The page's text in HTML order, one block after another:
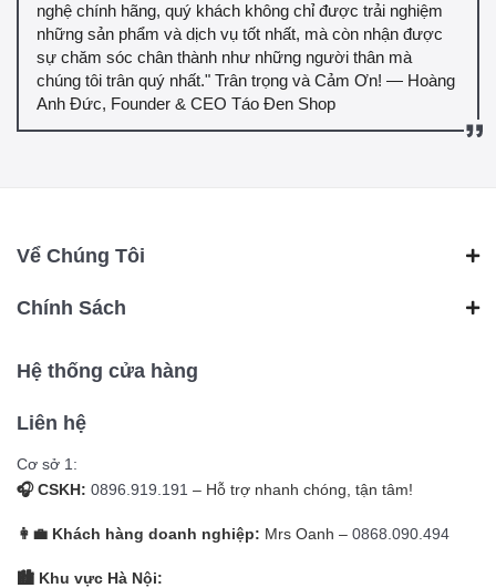
nghệ chính hãng, quý khách không chỉ được trải nghiệm
những sản phẩm và dịch vụ tốt nhất, mà còn nhận được
sự chăm sóc chân thành như những người thân mà
chúng tôi trân quý nhất." Trân trọng và Cảm Ơn! — Hoàng
Anh Đức, Founder & CEO Táo Đen Shop
Vể Chúng Tôi
Chính Sách
Hệ thống cửa hàng
Liên hệ
Cơ sở 1:
🎧 CSKH: 0896.919.191 – Hỗ trợ nhanh chóng, tận tâm!
👩‍💼 Khách hàng doanh nghiệp: Mrs Oanh – 0868.090.494
🏙️ Khu vực Hà Nội: